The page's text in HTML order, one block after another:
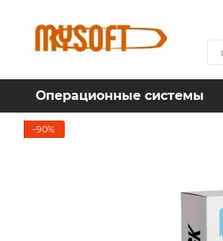
Операционные системы
−90%